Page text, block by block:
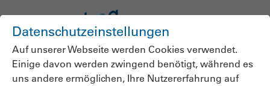
Datenschutzeinstellungen
Auf unserer Webseite werden Cookies verwendet.
Einige davon werden zwingend benötigt, während es
uns andere ermöglichen, Ihre Nutzererfahrung auf